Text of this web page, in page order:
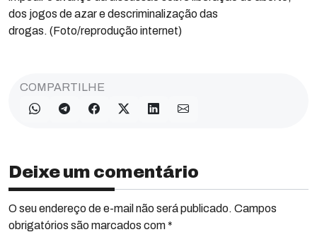
dos jogos de azar e descriminalização das
drogas. (Foto/reprodução internet)
COMPARTILHE
Deixe um comentário
O seu endereço de e-mail não será publicado. Campos
obrigatórios são marcados com *